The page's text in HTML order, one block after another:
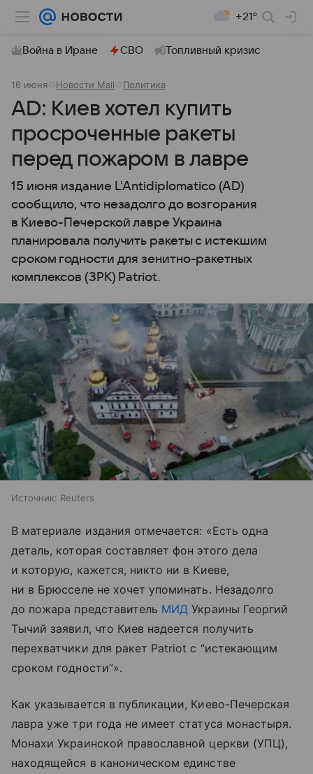
+21°
Война в Иране СВО Топливный кризис
16 июня Новости Mail Политика
AD: Киев хотел купить
просроченные ракеты
перед пожаром в лавре
15 июня издание L'Antidiplomatico (AD)
сообщило, что незадолго до возгорания
в Киево-Печерской лавре Украина
планировала получить ракеты с истекшим
сроком годности для зенитно-ракетных
комплексов (ЗРК) Patriot.
Источник: Reuters
В материале издания отмечается: «Есть одна
деталь, которая составляет фон этого дела
и которую, кажется, никто ни в Киеве,
ни в Брюсселе не хочет упоминать. Незадолго
до пожара представитель МИД Украины Георгий
Тычий заявил, что Киев надеется получить
перехватчики для ракет Patriot с “истекающим
сроком годности”».
Как указывается в публикации, Киево-Печерская
лавра уже три года не имеет статуса монастыря.
Монахи Украинской православной церкви (УПЦ),
находящейся в каноническом единстве